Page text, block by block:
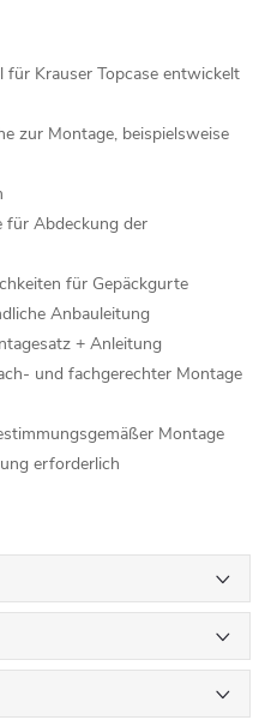
Krauser Topcase entwickelt
zur Montage, beispielsweise
Abdeckung der
für Gepäckgurte
Anbauleitung
+ Anleitung
und fachgerechter Montage
Montage
erforderlich